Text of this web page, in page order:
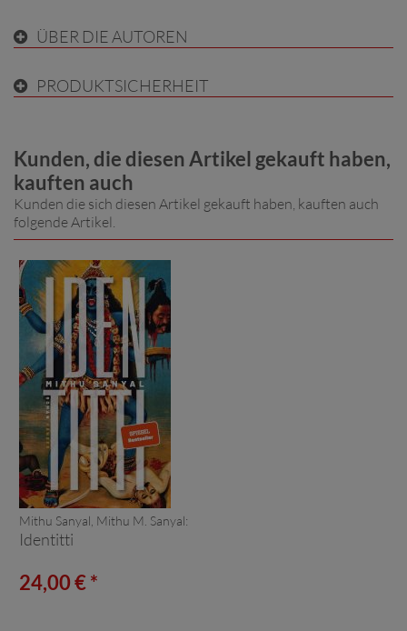
ÜBER DIE AUTOREN
PRODUKTSICHERHEIT
Kunden, die diesen Artikel gekauft haben,
kauften auch
Kunden die sich diesen Artikel gekauft haben, kauften auch
folgende Artikel.
Mithu Sanyal, Mithu M. Sanyal:
Identitti
24,00 € *